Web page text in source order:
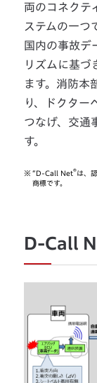
両のコネクテ
ステムの一つ
国内の事故デ
リズムに基づ
ます。消防本
り、ドクター
つなげ、交通
す。
※ “D-Call Net®は、
商標です。
D-Call